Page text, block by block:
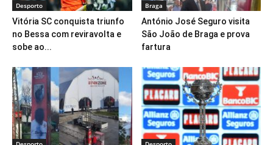
Desporto
Vitória SC conquista triunfo
no Bessa com reviravolta e
sobe ao...
Braga
António José Seguro visita
São João de Braga e prova
fartura